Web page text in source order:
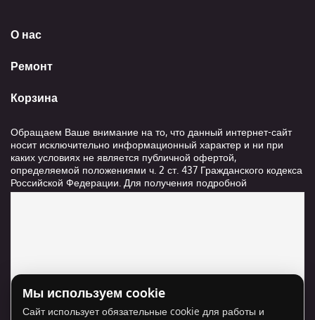
О нас
Ремонт
Корзина
Обращаем Ваше внимание на то, что данный интернет-сайт
носит исключительно информационный характер и ни при
каких условиях не является публичной офертой,
определяемой положениями ч. 2 ст. 437 Гражданского кодекса
Российской Федерации. Для получения подробной
информации о стоимости и сроках выполнения услуг,
Для отображения карты нужно разрешить
использование cookie для внешнего контента.
Мы используем cookie
Сайт использует обязательные cookie для работы и